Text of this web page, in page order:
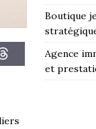
Boutique
Agence
et